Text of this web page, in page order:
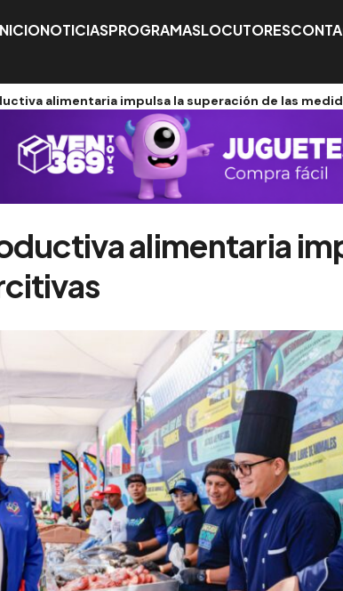
NOTICIASPROGRAMASLOCUTORES
alimentaria impulsa la superación de las
alimentaria